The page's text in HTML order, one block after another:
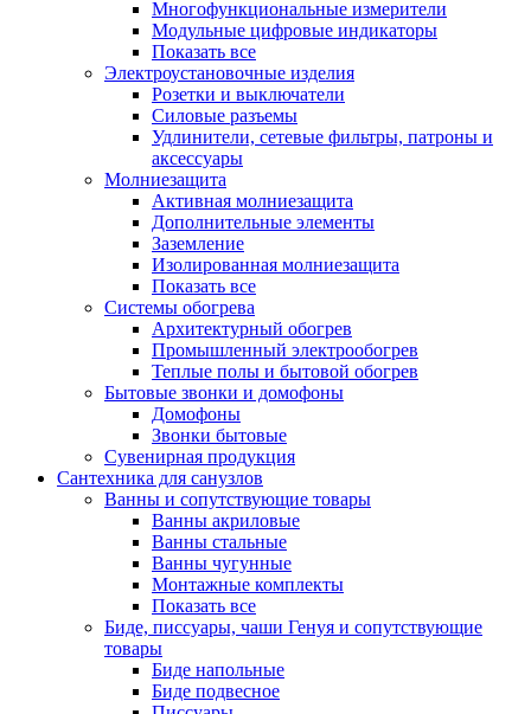
Многофункциональные измерители
Модульные цифровые индикаторы
Показать все
Электроустановочные изделия
Розетки и выключатели
Силовые разъемы
Удлинители, сетевые фильтры, патроны и
аксессуары
Молниезащита
Активная молниезащита
Дополнительные элементы
Заземление
Изолированная молниезащита
Показать все
Системы обогрева
Архитектурный обогрев
Промышленный электрообогрев
Теплые полы и бытовой обогрев
Бытовые звонки и домофоны
Домофоны
Звонки бытовые
Сувенирная продукция
Сантехника для санузлов
Ванны и сопутствующие товары
Ванны акриловые
Ванны стальные
Ванны чугунные
Монтажные комплекты
Показать все
Биде, писсуары, чаши Генуя и сопутствующие
товары
Биде напольные
Биде подвесное